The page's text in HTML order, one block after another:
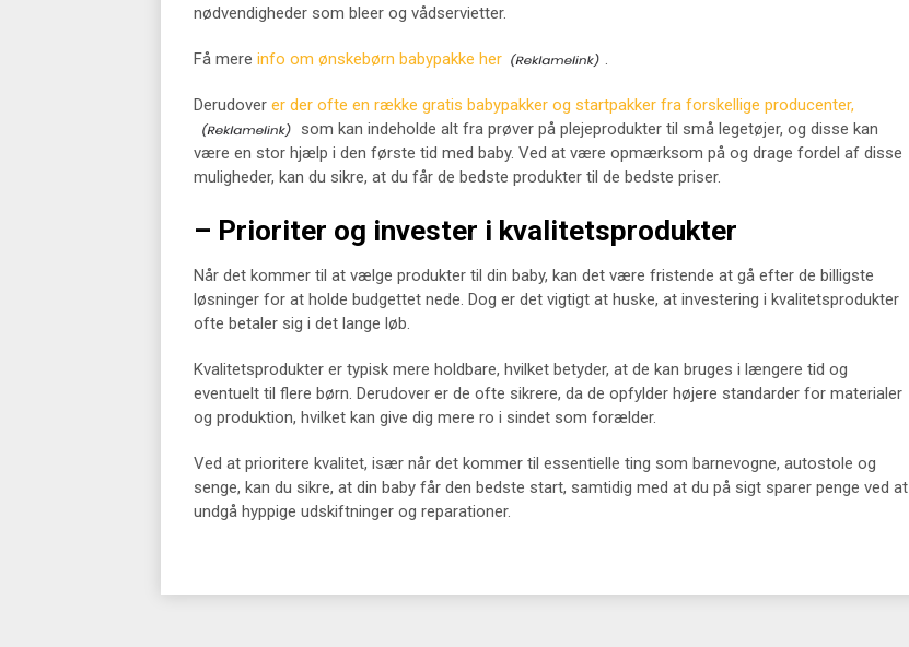
nødvendigheder som bleer og vådservietter.
Få mere info om ønskebørn babypakke her .
Derudover er der ofte en række gratis babypakker og startpakker fra forskellige producenter,
som kan indeholde alt fra prøver på plejeprodukter til små legetøjer, og disse kan
være en stor hjælp i den første tid med baby. Ved at være opmærksom på og drage fordel af disse
muligheder, kan du sikre, at du får de bedste produkter til de bedste priser.
– Prioriter og invester i kvalitetsprodukter
Når det kommer til at vælge produkter til din baby, kan det være fristende at gå efter de billigste
løsninger for at holde budgettet nede. Dog er det vigtigt at huske, at investering i kvalitetsprodukter
ofte betaler sig i det lange løb.
Kvalitetsprodukter er typisk mere holdbare, hvilket betyder, at de kan bruges i længere tid og
eventuelt til flere børn. Derudover er de ofte sikrere, da de opfylder højere standarder for materialer
og produktion, hvilket kan give dig mere ro i sindet som forælder.
Ved at prioritere kvalitet, især når det kommer til essentielle ting som barnevogne, autostole og
senge, kan du sikre, at din baby får den bedste start, samtidig med at du på sigt sparer penge ved at
undgå hyppige udskiftninger og reparationer.